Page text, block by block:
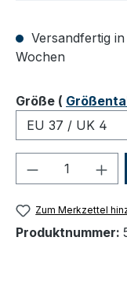
Versandfertig
Wochen
Größeauswählen
(
Produkt
Zum Merkzettel
Produktnummer: